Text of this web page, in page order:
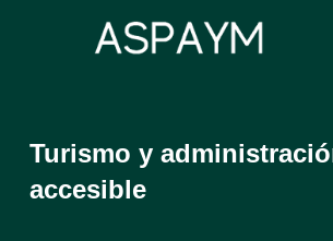
Turismo y
accesible